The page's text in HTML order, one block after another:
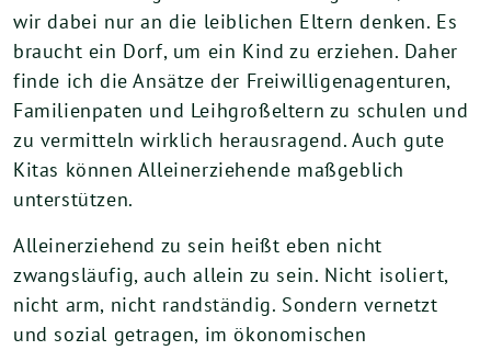
wir dabei nur an die leiblichen Eltern denken. Es
braucht ein Dorf, um ein Kind zu erziehen. Daher
finde ich die Ansätze der Freiwilligenagenturen,
Familienpaten und Leihgroßeltern zu schulen und
zu vermitteln wirklich herausragend. Auch gute
Kitas können Alleinerziehende maßgeblich
unterstützen.
Alleinerziehend zu sein heißt eben nicht
zwangsläufig, auch allein zu sein. Nicht isoliert,
nicht arm, nicht randständig. Sondern vernetzt
und sozial getragen, im ökonomischen